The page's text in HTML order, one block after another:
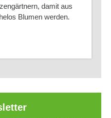
damit aus
Blumen werden.